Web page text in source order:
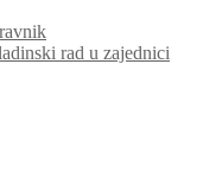
rad u zajednici